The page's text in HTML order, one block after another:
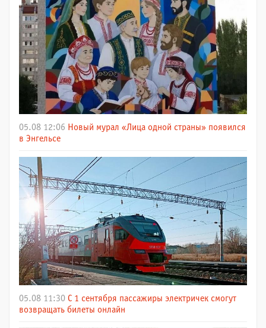
05.08 12:06 Новый мурал «Лица одной страны» появился
в Энгельсе
05.08 11:30 С 1 сентября пассажиры электричек смогут
возвращать билеты онлайн